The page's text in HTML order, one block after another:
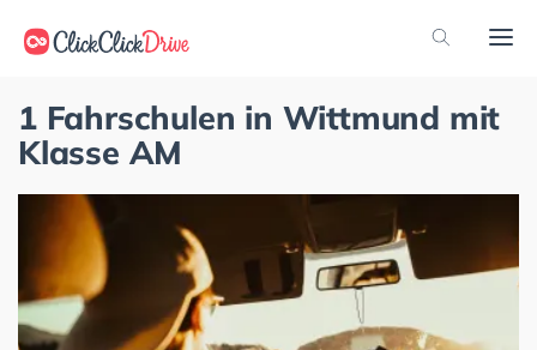
1 Fahrschulen in Wittmund mit
Klasse AM